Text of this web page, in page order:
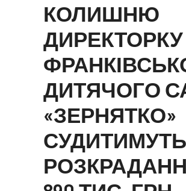
КОЛИШНЮ
ДИРЕКТОРКУ
ДИТЯЧОГО
«ЗЕРНЯТКО»